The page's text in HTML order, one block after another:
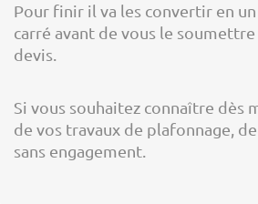
Pour finir il va les convertir en
carré avant de vous le
devis.
Si vous souhaitez connaître dès
de vos travaux de plafonnage,
sans engagement.